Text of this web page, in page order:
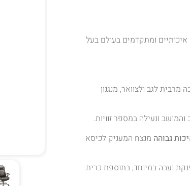
ומתקדמים בעולם בעל
לגב ולצוואר, מנגנון
ונעילה במספר זוויות.
גבוהה מנצח המעניק לכיסא
ועבה במיוחד, בתוספת כרית